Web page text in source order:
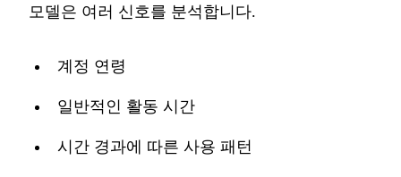
모델은 여러 신호를 분석합니다.
계정 연령
일반적인 활동 시간
시간 경과에 따른 사용 패턴